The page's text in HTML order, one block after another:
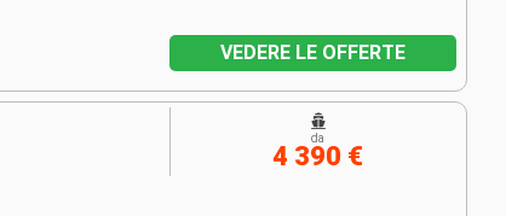
VEDERE LE OFFERTE
da
4 390 €